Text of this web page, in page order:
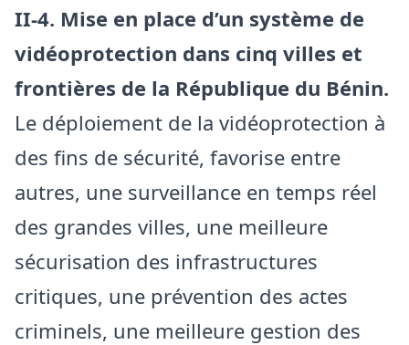
II-4. Mise en place d’un système de
vidéoprotection dans cinq villes et
frontières de la République du Bénin.
Le déploiement de la vidéoprotection à
des fins de sécurité, favorise entre
autres, une surveillance en temps réel
des grandes villes, une meilleure
sécurisation des infrastructures
critiques, une prévention des actes
criminels, une meilleure gestion des